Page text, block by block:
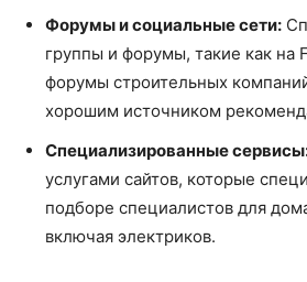
Форумы и социальные сети:
группы и форумы, такие как на
форумы строительных
хорошим источником
Специализированные
услугами сайтов, которые
подборе специалистов для
включая электриков.